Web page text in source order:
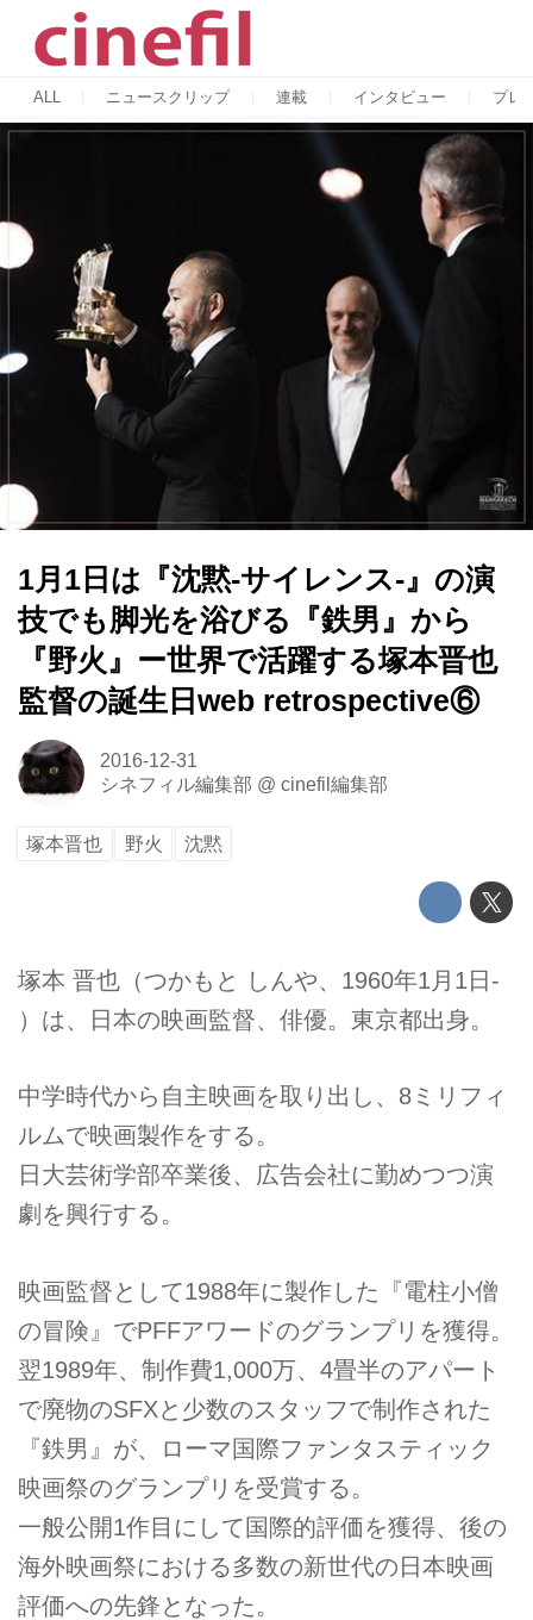
ALL ニュースクリップ 連載 インタビュー プレ
1月1日は『沈黙‐サイレンス‐』の演
技でも脚光を浴びる『鉄男』から
『野火』ー世界で活躍する塚本晋也
監督の誕生日web retrospective⑥
2016-12-31
シネフィル編集部 @ cinefil編集部
塚本晋也 野火 沈黙
塚本 晋也（つかもと しんや、1960年1月1日-
）は、日本の映画監督、俳優。東京都出身。
中学時代から自主映画を取り出し、8ミリフィ
ルムで映画製作をする。
日大芸術学部卒業後、広告会社に勤めつつ演
劇を興行する。
映画監督として1988年に製作した『電柱小僧
の冒険』でPFFアワードのグランプリを獲得。
翌1989年、制作費1,000万、4畳半のアパート
で廃物のSFXと少数のスタッフで制作された
『鉄男』が、ローマ国際ファンタスティック
映画祭のグランプリを受賞する。
一般公開1作目にして国際的評価を獲得、後の
海外映画祭における多数の新世代の日本映画
評価への先鋒となった。